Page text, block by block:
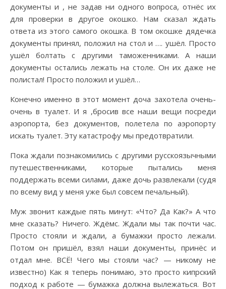
документы и , не задав ни одного вопроса, отнёс их
для проверки в другое окошко. Нам сказал ждать
ответа из этого самого окошка. В том окошке дядечка
документы принял, положил на стол и …. ушёл. Просто
ушёл болтать с другими таможенниками. А наши
документы остались лежать на столе. Он их даже не
полистал! Просто положил и ушёл…
Конечно именно в этот момент доча захотела очень-
очень в туалет. И я ,бросив все наши вещи посреди
аэропорта, без документов, полетела по аэропорту
искать туалет. Эту катастрофу мы предотвратили.
Пока ждали познакомились с другими русскоязычными
путешественниками, которые пытались меня
поддержать всеми силами, даже дочь развлекали (судя
по всему вид у меня уже был совсем печальный).
Муж звонит каждые пять минут: «Что? Да Как?» А что
мне сказать? Ничего. Ждёмс. Ждали мы так почти час.
Просто стояли и ждали, а бумажки просто лежали.
Потом он пришёл, взял наши документы, принёс и
отдал мне. ВСЁ! Чего мы стояли час? — никому не
известно) Как я теперь понимаю, это просто кипрский
подход к работе — бумажка должна вылежаться. Вот